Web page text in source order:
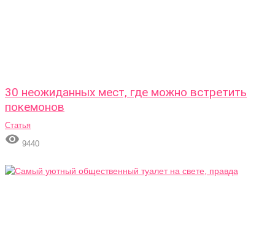
30 неожиданных мест, где можно встретить
покемонов
Статья
 9440